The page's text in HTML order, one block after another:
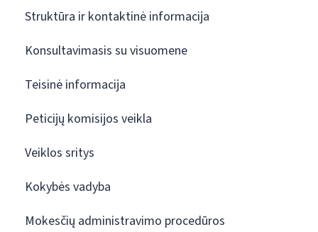
Struktūra ir kontaktinė informacija
Konsultavimasis su visuomene
Teisinė informacija
Peticijų komisijos veikla
Veiklos sritys
Kokybės vadyba
Mokesčių administravimo procedūros